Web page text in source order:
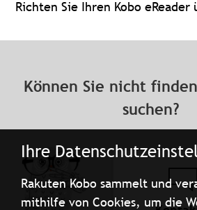
Ihre
Rakuten Kobo sammelt und
mithilfe von Cookies, um die
Richten Sie Ihren Kobo
Können Sie nicht
suchen?